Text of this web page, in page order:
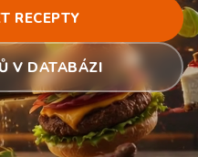
RECEPTY
V DATABÁZI